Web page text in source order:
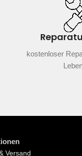
kostenloser
Versand